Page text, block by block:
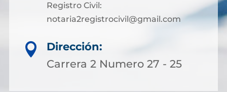
Registro Civil:
notaria2registrocivil@gmail.com

Dirección:
Carrera 2 Numero 27 - 25